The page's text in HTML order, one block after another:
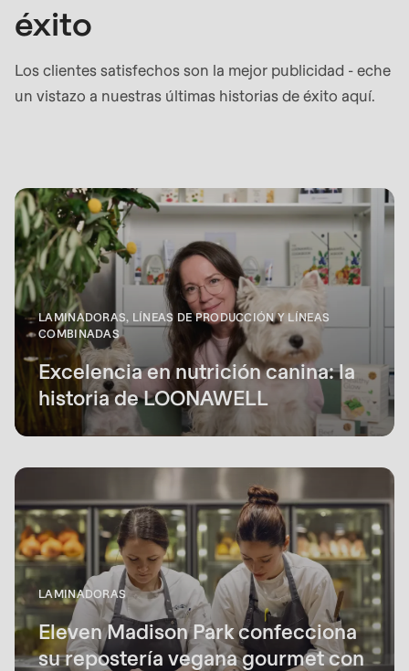
éxito
Los clientes satisfechos son la mejor publicidad - eche
un vistazo a nuestras últimas historias de éxito aquí.
LAMINADORAS, LÍNEAS DE PRODUCCIÓN Y LÍNEAS
COMBINADAS
Excelencia en nutrición canina: la
historia de LOONAWELL
LAMINADORAS
Eleven Madison Park confecciona
su repostería vegana gourmet con